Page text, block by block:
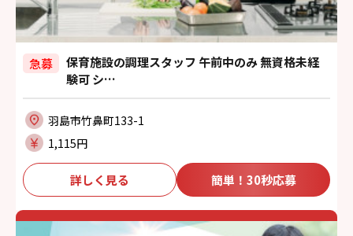
急募
保育施設の調理スタッフ 午前中のみ 無資格未経
験可 シ…
羽島市竹鼻町133-1
1,115円
詳しく見る 簡単！30秒応募